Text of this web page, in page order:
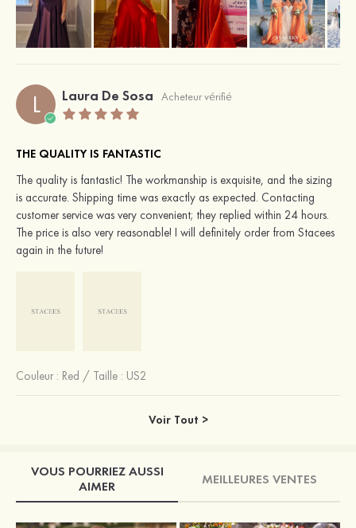
L Laura De Sosa Acheteur vérifié
THE QUALITY IS FANTASTIC
The quality is fantastic! The workmanship is exquisite, and the sizing
is accurate. Shipping time was exactly as expected. Contacting
customer service was very convenient; they replied within 24 hours.
The price is also very reasonable! I will definitely order from Stacees
again in the future!
Couleur : Red / Taille : US2
Voir Tout >
VOUS POURRIEZ AUSSI
AIMER
MEILLEURES VENTES